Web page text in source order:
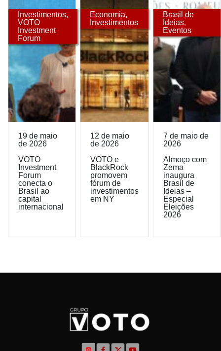
Investimentos,
VOTO
Investment
Forum
19 de maio
de 2026
VOTO
Investment
Forum
conecta o
Brasil ao
capital
internacional
Economia,
Investimentos
12 de maio
de 2026
VOTO e
BlackRock
promovem
fórum de
investimentos
em NY
Brasil de
Ideias,
Eventos
7 de maio de
2026
Almoço com
Zema
inaugura
Brasil de
Ideias –
Especial
Eleições
2026